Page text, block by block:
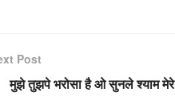
Post
मुझे तुझपे भरोसा है ओ सुनले श्याम मेरे